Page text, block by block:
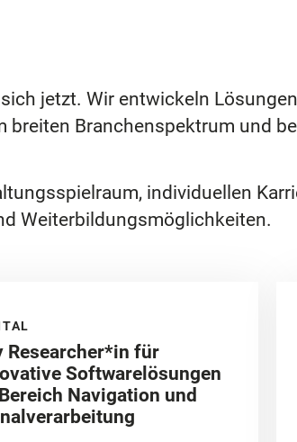
jetzt. Wir entwickeln
Branchenspektrum und
individuellen
Weiterbildungsmöglichkeiten.
Researcher*in für
Softwarelösungen
Navigation und